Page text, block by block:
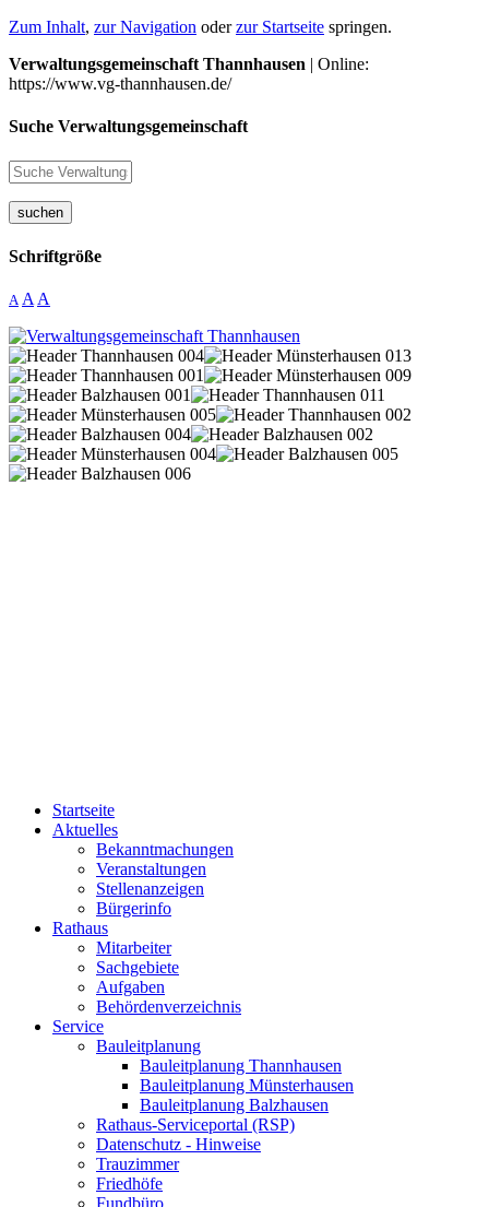
Zum Inhalt, zur Navigation oderzur Startseite springen.
Verwaltungsgemeinschaft Thannhausen | Online:
https://www.vg-thannhausen.de/
Suche Verwaltungsgemeinschaft
suchen
Schriftgröße
A A A
Startseite
Aktuelles
Bekanntmachungen
Veranstaltungen
Stellenanzeigen
Bürgerinfo
Rathaus
Mitarbeiter
Sachgebiete
Aufgaben
Behördenverzeichnis
Service
Bauleitplanung
Bauleitplanung Thannhausen
Bauleitplanung Münsterhausen
Bauleitplanung Balzhausen
Rathaus-Serviceportal (RSP)
Datenschutz - Hinweise
Trauzimmer
Friedhöfe
Fundbüro